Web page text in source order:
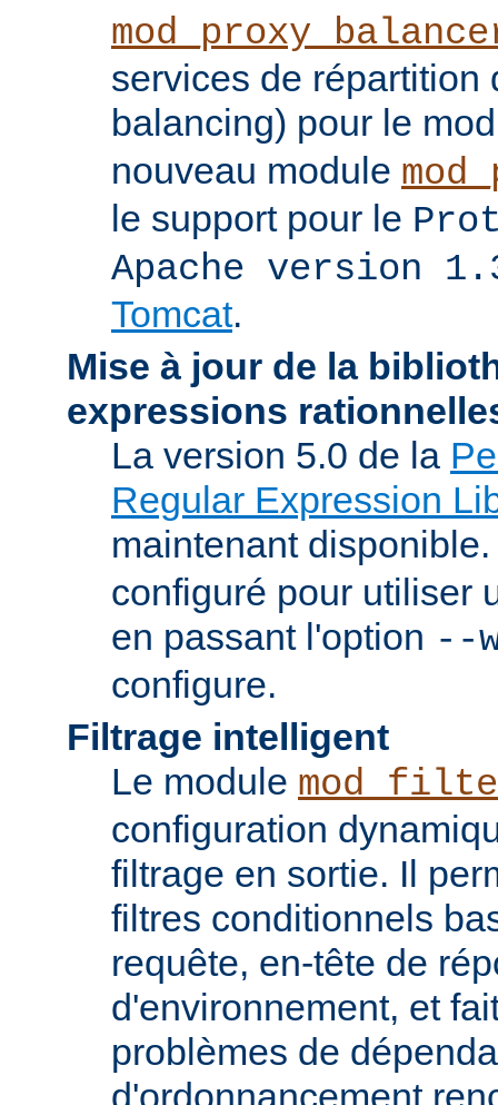
services de répartition
balancing) pour le
nouveau module
le support pour le
Apache version
Tomcat.
Mise à jour de la
expressions
La version 5.0 de la
Regular Expression
maintenant
configuré pour utiliser
en passant l'option --
configure.
Filtrage intelligent
Le module
configuration
filtrage en sortie. Il
filtres conditionnels
requête, en-tête de
d'environnement, et
problèmes de
d'ordonnancement